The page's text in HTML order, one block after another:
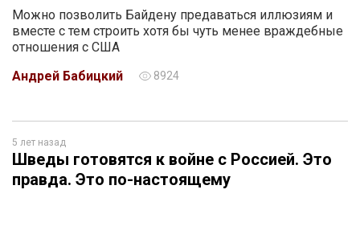
Можно позволить Байдену предаваться иллюзиям и
вместе с тем строить хотя бы чуть менее враждебные
отношения с США
Андрей Бабицкий
8924
5 лет назад
Шведы готовятся к войне с Россией. Это
правда. Это по-настоящему